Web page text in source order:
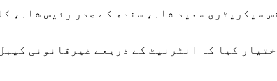
سیکریٹری سعید شاہ، سندھ کے صدر رئیس شاہ،
کیا کہ انٹرنیٹ کے ذریعے غیرقانونی